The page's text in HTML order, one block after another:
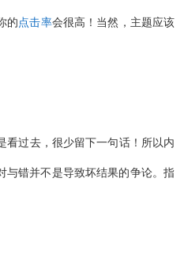
的点击率会很高！当然，主题应该
看过去，很少留下一句话！所以内
与错并不是导致坏结果的争论。指